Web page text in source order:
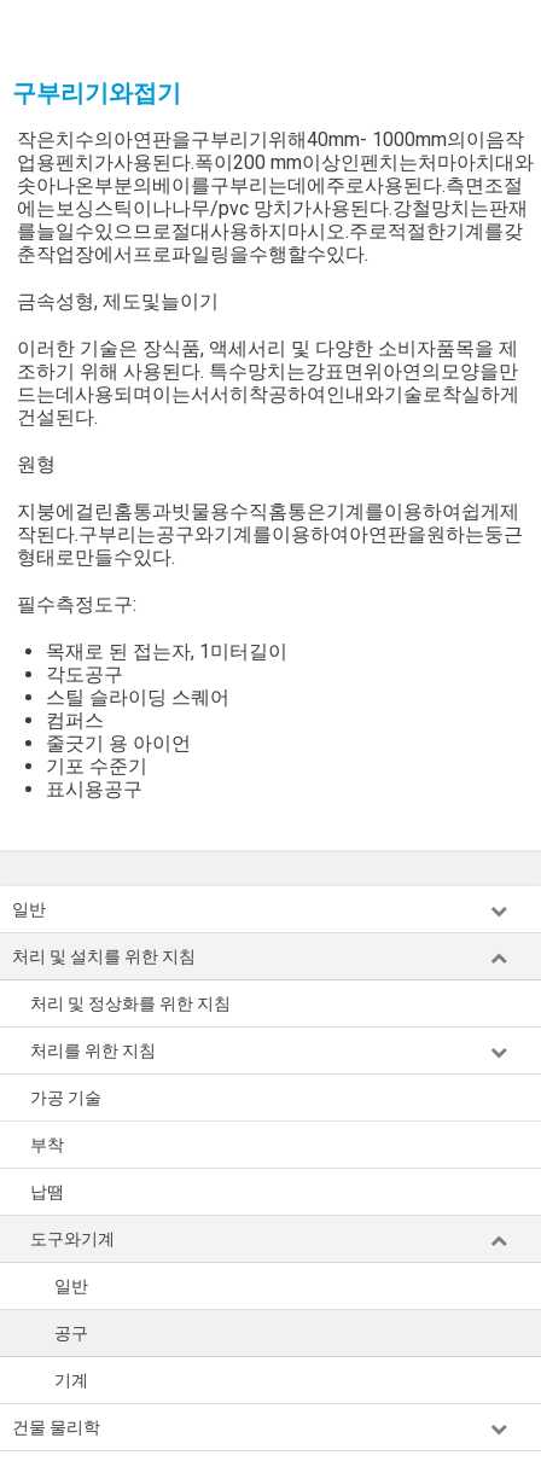
구부리기와접기
작은치수의아연판을구부리기위해40mm- 1000mm의이음작
업용펜치가사용된다.폭이200 mm이상인펜치는처마아치대와
솟아나온부분의베이를구부리는데에주로사용된다.측면조절
에는보싱스틱이나나무/pvc 망치가사용된다.강철망치는판재
를늘일수있으므로절대사용하지마시오.주로적절한기계를갖
춘작업장에서프로파일링을수행할수있다.
금속성형, 제도및늘이기
이러한 기술은 장식품, 액세서리 및 다양한 소비자품목을 제
조하기 위해 사용된다. 특수망치는강표면위아연의모양을만
드는데사용되며이는서서히착공하여인내와기술로착실하게
건설된다.
원형
지붕에걸린홈통과빗물용수직홈통은기계를이용하여쉽게제
작된다.구부리는공구와기계를이용하여아연판을원하는둥근
형태로만들수있다.
필수측정도구:
목재로 된 접는자, 1미터길이
각도공구
스틸 슬라이딩 스퀘어
컴퍼스
줄긋기 용 아이언
기포 수준기
표시용공구
일반
처리 및 설치를 위한 지침
처리 및 정상화를 위한 지침
처리를 위한 지침
가공 기술
부착
납땜
도구와기계
일반
공구
기계
건물 물리학